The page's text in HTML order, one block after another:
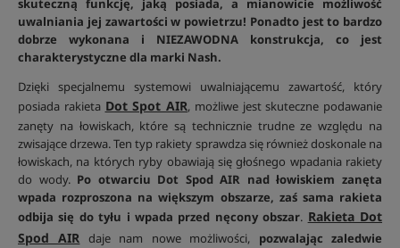
skuteczną funkcję, jaką posiada, a mianowicie możliwość
uwalniania jej zawartości w powietrzu! Ponadto jest to bardzo
dobrze wykonana i NIEZAWODNA konstrukcja, co jest
charakterystyczne dla marki Nash.
Dzięki specjalnemu systemowi uwalniającemu zawartość, który
posiada rakieta Dot Spot AIR, możliwe jest skuteczne podawanie
zanęty na łowiskach, które są technicznie trudne ze względu na
zwisające drzewa. Ten typ rakiety sprawdza się również doskonale na
łowiskach, na których ryby obawiają się głośnego wpadania rakiety
do wody. Po otwarciu Dot Spod AIR nad łowiskiem zanęta
wpada rozproszona na większym obszarze, zaś sama rakieta
odbija się do tyłu i wpada przed nęcony obszar. Rakieta Dot
Spod AIR daje nam nowe możliwości, pozwalając zaledwie